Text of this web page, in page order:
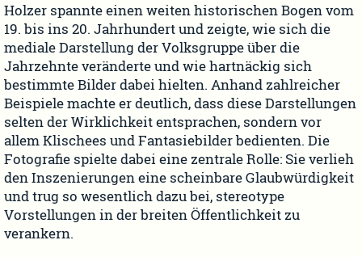
Holzer spannte einen weiten historischen Bogen vom
19. bis ins 20. Jahrhundert und zeigte, wie sich die
mediale Darstellung der Volksgruppe über die
Jahrzehnte veränderte und wie hartnäckig sich
bestimmte Bilder dabei hielten. Anhand zahlreicher
Beispiele machte er deutlich, dass diese Darstellungen
selten der Wirklichkeit entsprachen, sondern vor
allem Klischees und Fantasiebilder bedienten. Die
Fotografie spielte dabei eine zentrale Rolle: Sie verlieh
den Inszenierungen eine scheinbare Glaubwürdigkeit
und trug so wesentlich dazu bei, stereotype
Vorstellungen in der breiten Öffentlichkeit zu
verankern.